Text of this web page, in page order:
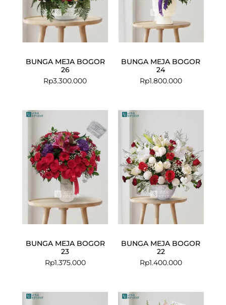
BUNGA MEJA BOGOR
26
Rp3.300.000
BUNGA MEJA BOGOR
24
Rp1.800.000
BUNGA MEJA BOGOR
23
Rp1.375.000
BUNGA MEJA BOGOR
22
Rp1.400.000